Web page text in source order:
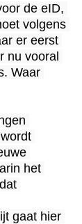
de eID,
volgens
er eerst
nu vooral
Waar
het
gaat hier